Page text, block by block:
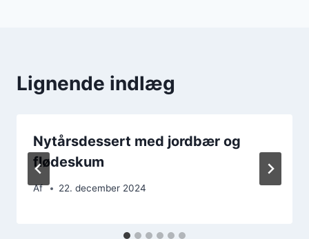
Lignende indlæg
Nytårsdessert med jordbær og
flødeskum
Af 22. december 2024